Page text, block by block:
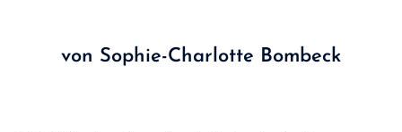
von Sophie-Charlotte Bombeck